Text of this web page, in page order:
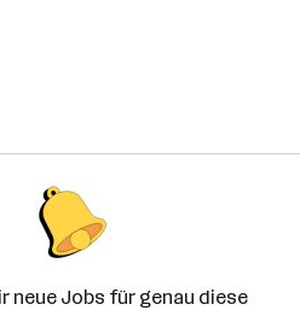
neue Jobs für genau diese